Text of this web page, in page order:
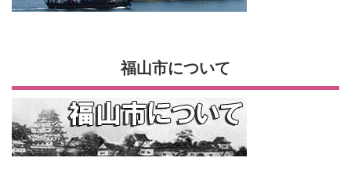
福山市について